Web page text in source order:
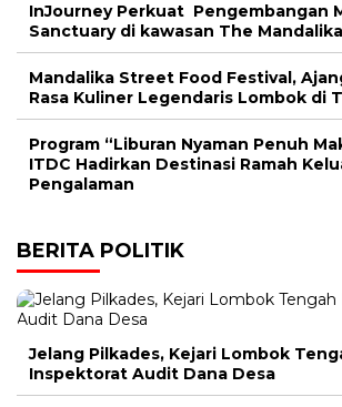
InJourney Perkuat Pengembangan
Sanctuary di kawasan The Mandalika
Mandalika Street Food Festival,
Rasa Kuliner Legendaris Lombok di
Program “Liburan Nyaman Penuh
ITDC Hadirkan Destinasi Ramah
Pengalaman
BERITA POLITIK
Jelang Pilkades, Kejari Lombok
Inspektorat Audit Dana Desa